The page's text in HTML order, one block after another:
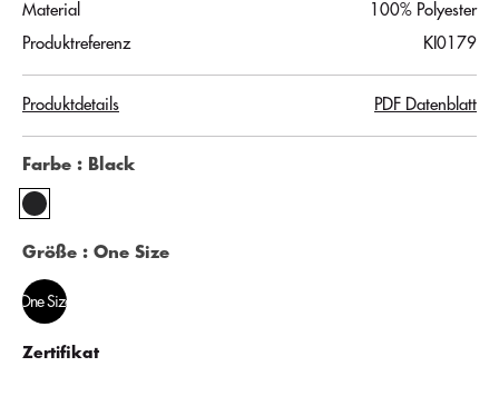
Material
100% Polyester
Produktreferenz
KI0179
Produktdetails PDF Datenblatt
Farbe : Black
Größe : One Size
One Size
Zertifikat